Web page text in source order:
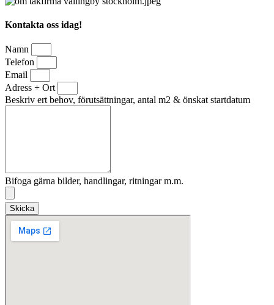
Kontakta oss idag!
Namn
Telefon
Email
Adress + Ort
Beskriv ert behov, förutsättningar, antal m2 & önskat startdatum
Bifoga gärna bilder, handlingar, ritningar m.m.
Skicka